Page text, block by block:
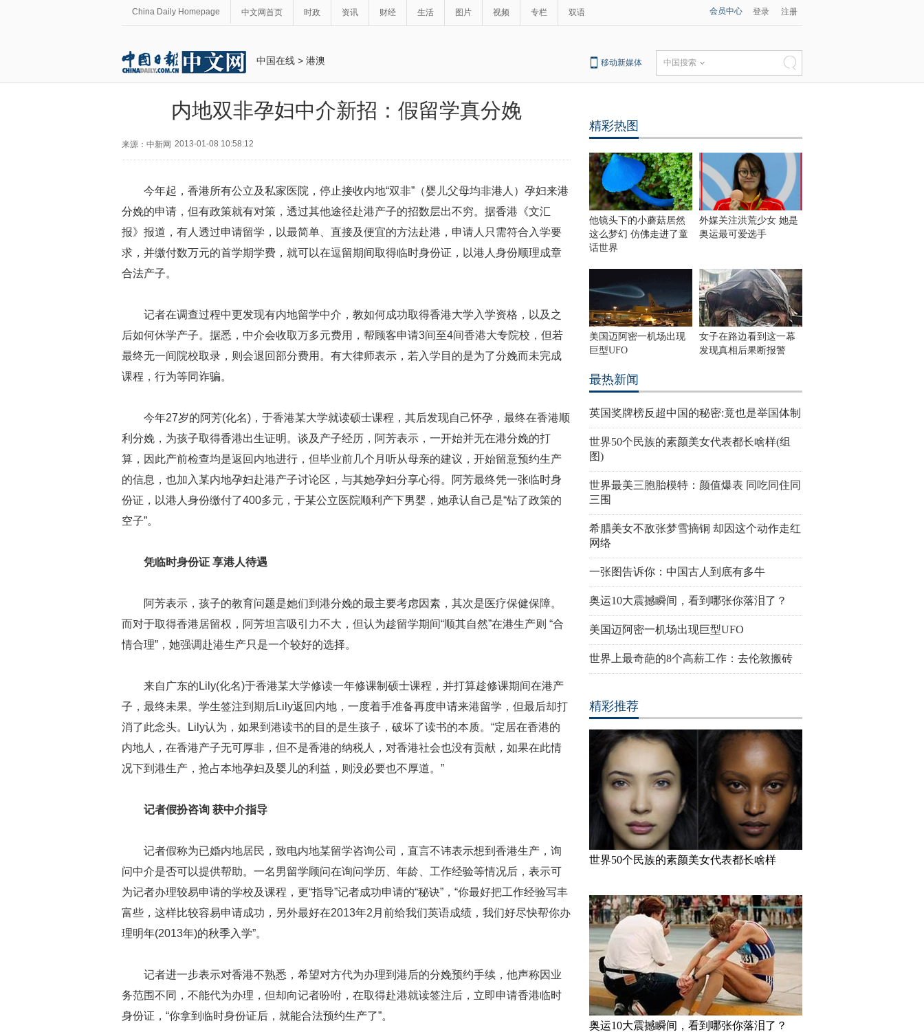
China Daily Homepage 中文网首页 时政 资讯 财经 生活 图片 视频 专栏 双语 会员中心 登录 注册
中国在线 > 港澳 移动新媒体 中国搜索
内地双非孕妇中介新招：假留学真分娩
来源：中新网 2013-01-08 10:58:12
今年起，香港所有公立及私家医院，停止接收内地“双非”（婴儿父母均非港人）孕妇来港
分娩的申请，但有政策就有对策，透过其他途径赴港产子的招数层出不穷。据香港《文汇
报》报道，有人透过申请留学，以最简单、直接及便宜的方法赴港，申请人只需符合入学要
求，并缴付数万元的首学期学费，就可以在逗留期间取得临时身份证，以港人身份顺理成章
合法产子。
记者在调查过程中更发现有内地留学中介，教如何成功取得香港大学入学资格，以及之
后如何休学产子。据悉，中介会收取万多元费用，帮顾客申请3间至4间香港大专院校，但若
最终无一间院校取录，则会退回部分费用。有大律师表示，若入学目的是为了分娩而未完成
课程，行为等同诈骗。
今年27岁的阿芳(化名)，于香港某大学就读硕士课程，其后发现自己怀孕，最终在香港顺
利分娩，为孩子取得香港出生证明。谈及产子经历，阿芳表示，一开始并无在港分娩的打
算，因此产前检查均是返回内地进行，但毕业前几个月听从母亲的建议，开始留意预约生产
的信息，也加入某内地孕妇赴港产子讨论区，与其她孕妇分享心得。阿芳最终凭一张临时身
份证，以港人身份缴付了400多元，于某公立医院顺利产下男婴，她承认自己是“钻了政策的
空子”。
凭临时身份证 享港人待遇
阿芳表示，孩子的教育问题是她们到港分娩的最主要考虑因素，其次是医疗保健保障。
而对于取得香港居留权，阿芳坦言吸引力不大，但认为趁留学期间“顺其自然”在港生产则 “合
情合理”，她强调赴港生产只是一个较好的选择。
来自广东的Lily(化名)于香港某大学修读一年修课制硕士课程，并打算趁修课期间在港产
子，最终未果。学生签注到期后Lily返回内地，一度着手准备再度申请来港留学，但最后却打
消了此念头。Lily认为，如果到港读书的目的是生孩子，破坏了读书的本质。“定居在香港的
内地人，在香港产子无可厚非，但不是香港的纳税人，对香港社会也没有贡献，如果在此情
况下到港生产，抢占本地孕妇及婴儿的利益，则没必要也不厚道。”
记者假扮咨询 获中介指导
记者假称为已婚内地居民，致电内地某留学咨询公司，直言不讳表示想到香港生产，询
问中介是否可以提供帮助。一名男留学顾问在询问学历、年龄、工作经验等情况后，表示可
为记者办理较易申请的学校及课程，更“指导”记者成功申请的“秘诀”，“你最好把工作经验写丰
富些，这样比较容易申请成功，另外最好在2013年2月前给我们英语成绩，我们好尽快帮你办
理明年(2013年)的秋季入学”。
记者进一步表示对香港不熟悉，希望对方代为办理到港后的分娩预约手续，他声称因业
务范围不同，不能代为办理，但却向记者吩咐，在取得赴港就读签注后，立即申请香港临时
身份证，“你拿到临时身份证后，就能合法预约生产了”。
精彩热图
他镜头下的小蘑菇居然
这么梦幻 仿佛走进了童
话世界
外媒关注洪荒少女 她是
奥运最可爱选手
美国迈阿密一机场出现
巨型UFO
女子在路边看到这一幕
发现真相后果断报警
最热新闻
英国奖牌榜反超中国的秘密:竟也是举国体制
世界50个民族的素颜美女代表都长啥样(组
图)
世界最美三胞胎模特：颜值爆表 同吃同住同
三围
希腊美女不敌张梦雪摘铜 却因这个动作走红
网络
一张图告诉你：中国古人到底有多牛
奥运10大震撼瞬间，看到哪张你落泪了？
美国迈阿密一机场出现巨型UFO
世界上最奇葩的8个高薪工作：去伦敦搬砖
精彩推荐
世界50个民族的素颜美女代表都长啥样
奥运10大震撼瞬间，看到哪张你落泪了？